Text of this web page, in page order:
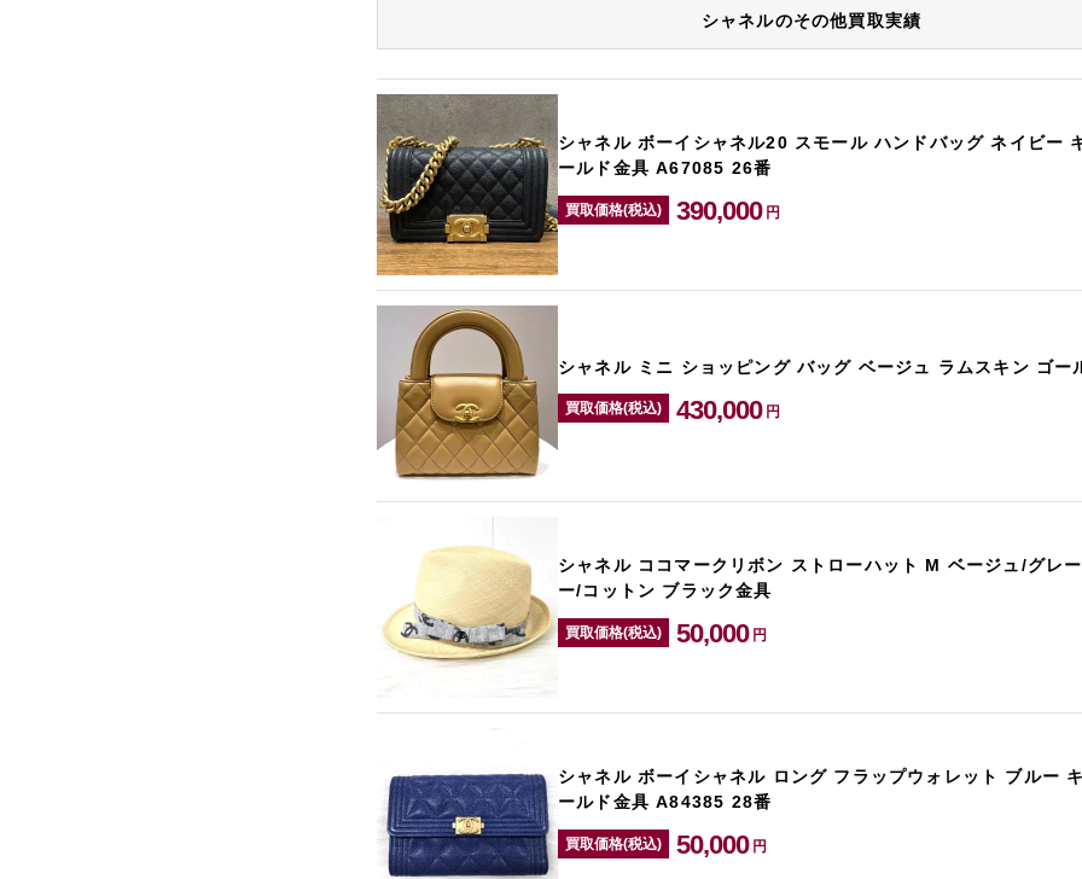
シャネルのその他買取実績
シャネル ボーイシャネル20 スモール ハンドバッグ ネイビー
ールド金具 A67085 26番
買取価格(税込) 390,000 円
シャネル ミニ ショッピング バッグ ベージュ ラムスキン ゴー
買取価格(税込) 430,000 円
シャネル ココマークリボン ストローハット M ベージュ/グレ
ー/コットン ブラック金具
買取価格(税込) 50,000 円
シャネル ボーイシャネル ロング フラップウォレット ブルー
ールド金具 A84385 28番
買取価格(税込) 50,000 円